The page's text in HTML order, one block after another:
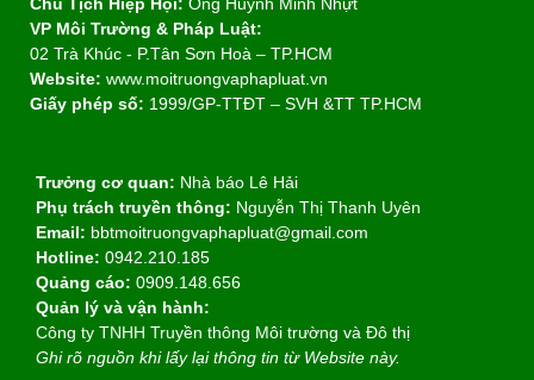
VP Môi Trường & Pháp Luật:
02 Trà Khúc - P.Tân Sơn Hoà – TP.HCM
Website: www.moitruongvaphapluat.vn
Giấy phép số: 1999/GP-TTĐT – SVH &TT TP.HCM
Trưởng cơ quan: Nhà báo Lê Hải
Phụ trách truyền thông: Nguyễn Thị Thanh Uyên
Email: bbtmoitruongvaphapluat@gmail.com
Hotline: 0942.210.185
Quảng cáo: 0909.148.656
Quản lý và vận hành:
Công ty TNHH Truyền thông Môi trường và Đô thị
Ghi rõ nguồn khi lấy lại thông tin từ Website này.